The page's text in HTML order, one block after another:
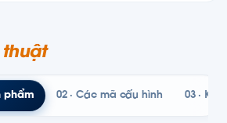
phẩm 02 · Các mã cấu hình 03 · Kỹ